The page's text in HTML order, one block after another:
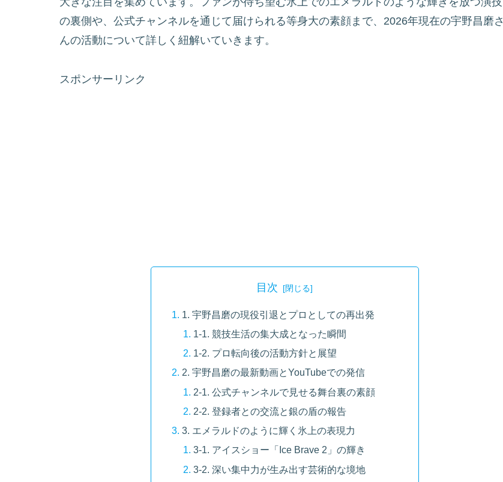
の裏側や、公式チャンネルを通じて届けられる等身大の素顔まで、2026年現在の宇野昌磨さ
んの活動について詳しく紐解いていきます。
スポンサーリンク
目次
1. 宇野昌磨の現役引退とプロとしての再出発
1-1. 競技生活の集大成となった瞬間
1-2. プロ転向後の活動方針と展望
2. 宇野昌磨の最新動画とYouTubeでの発信
2-1. 公式チャンネルで見せる舞台裏の素顔
2-2. 登録者との交流と銀の盾の報告
3. エメラルドのように輝く氷上の表現力
3-1. アイスショー「Ice Brave 2」の輝き
3-2. 深い集中力が生み出す芸術的な境地